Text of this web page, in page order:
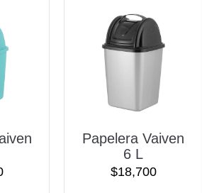
Papelera Vaiven
6 L
$18,700